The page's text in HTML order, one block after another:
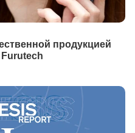
продукцией